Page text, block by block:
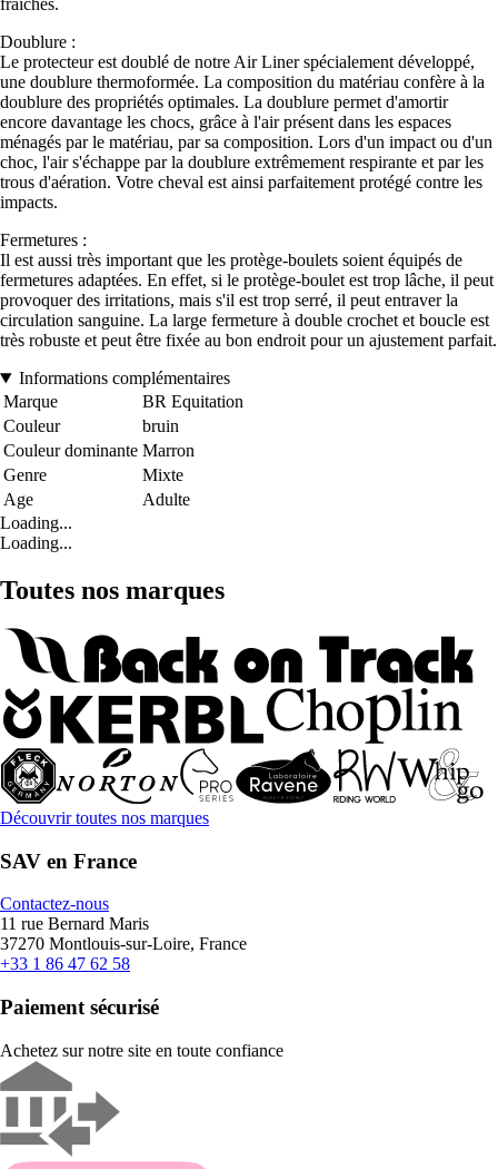
fraîches.
Doublure :
Le protecteur est doublé de notre Air Liner spécialement développé,
une doublure thermoformée. La composition du matériau confère à la
doublure des propriétés optimales. La doublure permet d'amortir
encore davantage les chocs, grâce à l'air présent dans les espaces
ménagés par le matériau, par sa composition. Lors d'un impact ou d'un
choc, l'air s'échappe par la doublure extrêmement respirante et par les
trous d'aération. Votre cheval est ainsi parfaitement protégé contre les
impacts.
Fermetures :
Il est aussi très important que les protège-boulets soient équipés de
fermetures adaptées. En effet, si le protège-boulet est trop lâche, il peut
provoquer des irritations, mais s'il est trop serré, il peut entraver la
circulation sanguine. La large fermeture à double crochet et boucle est
très robuste et peut être fixée au bon endroit pour un ajustement parfait.
Informations complémentaires
Marque
BR Equitation
Couleur
bruin
Couleur dominante Marron
Genre
Mixte
Age
Adulte
Loading...
Loading...
Toutes nos marques
Découvrir toutes nos marques
SAV en France
Contactez-nous
11 rue Bernard Maris
37270 Montlouis-sur-Loire, France
+33 1 86 47 62 58
Paiement sécurisé
Achetez sur notre site en toute confiance